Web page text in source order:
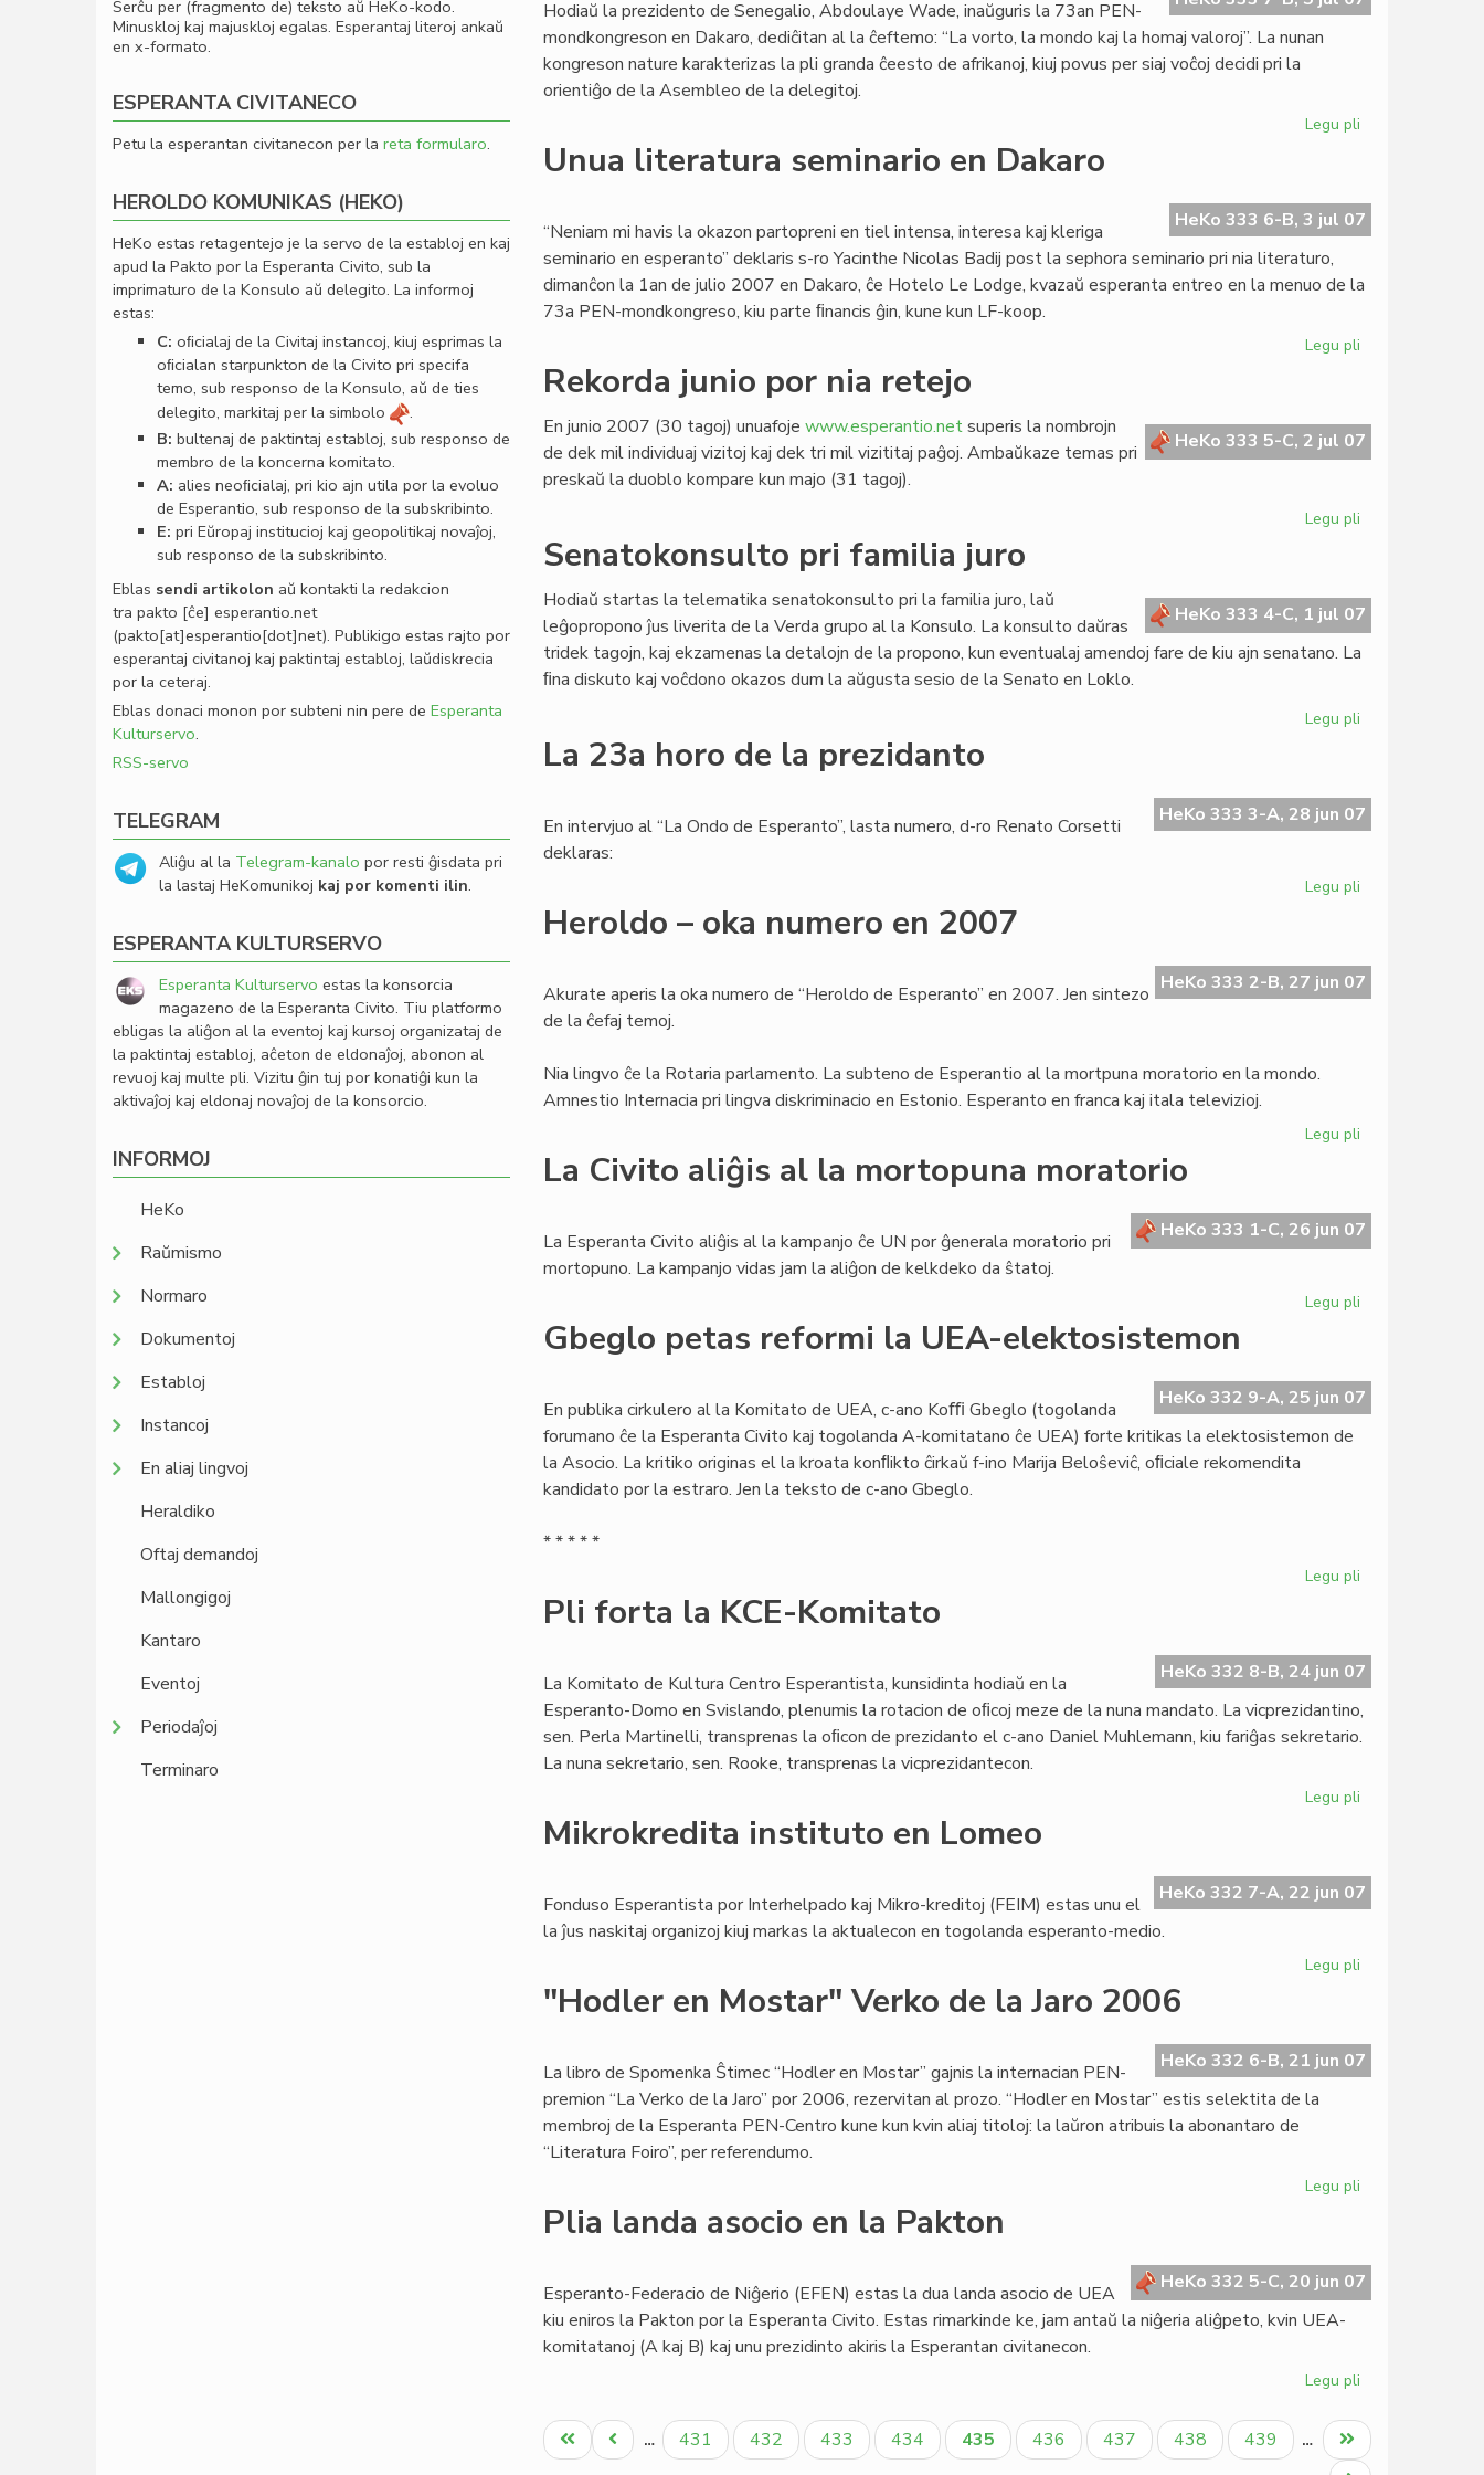
Hodiaŭ la prezidento de Senegalio, Abdoulaye Wade, inaŭguris la 73an PEN-
mondkongreson en Dakaro, dediĉitan al la ĉeftemo: “La vorto, la mondo kaj la homaj valoroj”. La nunan
kongreson nature karakterizas la pli granda ĉeesto de afrikanoj, kiuj povus per siaj voĉoj decidi pri la
orientiĝo de la Asembleo de la delegitoj.
Legu pli
mondkongreso
Unua literatura seminario en Dakaro
HeKo 333 6-B, 3 jul 07
“Neniam mi havis la okazon partopreni en tiel intensa, interesa kaj kleriga
seminario en esperanto” deklaris s-ro Yacinthe Nicolas Badij post la sephora seminario pri nia literaturo,
dimanĉon la 1an de julio 2007 en Dakaro, ĉe Hotelo Le Lodge, kvazaŭ esperanta entreo en la menuo de la
73a PEN-mondkongreso, kiu parte ﬁnancis ĝin, kune kun LF-koop.
Legu pli
en
Dakaro
Rekorda junio por nia retejo
HeKo 333 5-C, 2 jul 07
En junio 2007 (30 tagoj) unuafoje www.esperantio.netsuperis la nombrojn
de dek mil individuaj vizitoj kaj dek tri mil vizititaj paĝoj. Ambaŭkaze temas pri
preskaŭ la duoblo kompare kun majo (31 tagoj).
Legu pli
nia
retejo
Senatokonsulto pri familia juro
HeKo 333 4-C, 1 jul 07
Hodiaŭ startas la telematika senatokonsulto pri la familia juro, laŭ
leĝopropono ĵus liverita de la Verda grupo al la Konsulo. La konsulto daŭras
tridek tagojn, kaj ekzamenas la detalojn de la propono, kun eventualaj amendoj fare de kiu ajn senatano. La
ﬁna diskuto kaj voĉdono okazos dum la aŭgusta sesio de la Senato en Loklo.
Legu pli
juro
La 23a horo de la prezidanto
HeKo 333 3-A, 28 jun 07
En intervjuo al “La Ondo de Esperanto”, lasta numero, d-ro Renato Corsetti
deklaras:
Legu pli
de
la
Heroldo – oka numero en 2007
HeKo 333 2-B, 27 jun 07
Akurate aperis la oka numero de “Heroldo de Esperanto” en 2007. Jen sintezo
de la ĉefaj temoj.
Nia lingvo ĉe la Rotaria parlamento. La subteno de Esperantio al la mortpuna moratorio en la mondo.
Amnestio Internacia pri lingva diskriminacio en Estonio. Esperanto en franca kaj itala televizioj.
Legu pli
numero
en
La Civito aliĝis al la mortopuna moratorio
HeKo 333 1-C, 26 jun 07
La Esperanta Civito aliĝis al la kampanjo ĉe UN por ĝenerala moratorio pri
mortopuno. La kampanjo vidas jam la aliĝon de kelkdeko da ŝtatoj.
Legu pli
al
la
Gbeglo petas reformi la UEA-elektosistemon
HeKo 332 9-A, 25 jun 07
En publika cirkulero al la Komitato de UEA, c-ano Koﬃ Gbeglo (togolanda
forumano ĉe la Esperanta Civito kaj togolanda A-komitatano ĉe UEA) forte kritikas la elektosistemon de
la Asocio. La kritiko originas el la kroata konﬂikto ĉirkaŭ f-ino Marija Beloŝeviĉ, oﬁciale rekomendita
kandidato por la estraro. Jen la teksto de c-ano Gbeglo.
* * * * *
Legu pli
la
UEA-
elektosistemon
Pli forta la KCE-Komitato
HeKo 332 8-B, 24 jun 07
La Komitato de Kultura Centro Esperantista, kunsidinta hodiaŭ en la
Esperanto-Domo en Svislando, plenumis la rotacion de oﬁcoj meze de la nuna mandato. La vicprezidantino,
sen. Perla Martinelli, transprenas la oﬁcon de prezidanto el c-ano Daniel Muhlemann, kiu fariĝas sekretario.
La nuna sekretario, sen. Rooke, transprenas la vicprezidantecon.
Legu pli
KCE-
Komitato
Mikrokredita instituto en Lomeo
HeKo 332 7-A, 22 jun 07
Fonduso Esperantista por Interhelpado kaj Mikro-kreditoj (FEIM) estas unu el
la ĵus naskitaj organizoj kiuj markas la aktualecon en togolanda esperanto-medio.
Legu pli
Lomeo
"Hodler en Mostar" Verko de la Jaro 2006
HeKo 332 6-B, 21 jun 07
La libro de Spomenka Ŝtimec “Hodler en Mostar” gajnis la internacian PEN-
premion “La Verko de la Jaro” por 2006, rezervitan al prozo. “Hodler en Mostar” estis selektita de la
membroj de la Esperanta PEN-Centro kune kun kvin aliaj titoloj: la laŭron atribuis la abonantaro de
“Literatura Foiro”, per referendumo.
Legu pli
Verko
de
Plia landa asocio en la Pakton
HeKo 332 5-C, 20 jun 07
Esperanto-Federacio de Niĝerio (EFEN) estas la dua landa asocio de UEA
kiu eniros la Pakton por la Esperanta Civito. Estas rimarkinde ke, jam antaŭ la niĝeria aliĝpeto, kvin UEA-
komitatanoj (A kaj B) kaj unu prezidinto akiris la Esperantan civitanecon.
Legu pli
landa
asocio
Pagination
Unua
paĝo
Antaŭa
paĝo
… Paĝo
431 Paĝo
432 Paĝo
433 Paĝo
434
Aktuala
paĝo
435 Paĝo
436 Paĝo
437 Paĝo
438 Paĝo
439 …
Last
page
Serĉu per (fragmento de) teksto aŭ HeKo-kodo.
Minuskloj kaj majuskloj egalas. Esperantaj literoj ankaŭ
en x-formato.
ESPERANTA CIVITANECO
Petu la esperantan civitanecon per la reta formularo.
HEROLDO KOMUNIKAS (HEKO)
HeKo estas retagentejo je la servo de la establoj en kaj
apud la Pakto por la Esperanta Civito, sub la
imprimaturo de la Konsulo aŭ delegito. La informoj
estas:
C: oﬁcialaj de la Civitaj instancoj, kiuj esprimas la
oﬁcialan starpunkton de la Civito pri specifa
temo, sub responso de la Konsulo, aŭ de ties
delegito, markitaj per la simbolo
.
B: bultenaj de paktintaj establoj, sub responso de
membro de la koncerna komitato.
A: alies neoﬁcialaj, pri kio ajn utila por la evoluo
de Esperantio, sub responso de la subskribinto.
E: pri Eŭropaj institucioj kaj geopolitikaj novaĵoj,
sub responso de la subskribinto.
Eblas sendi artikolon aŭ kontakti la redakcion
tra pakto [ĉe] esperantio.net
(pakto[at]esperantio[dot]net). Publikigo estas rajto por
esperantaj civitanoj kaj paktintaj establoj, laŭdiskrecia
por la ceteraj.
Eblas donaci monon por subteni nin pere de Esperanta
Kulturservo.
RSS-servo
TELEGRAM
Aliĝu al la Telegram-kanalo por resti ĝisdata pri
la lastaj HeKomunikoj kaj por komenti ilin.
ESPERANTA KULTURSERVO
Esperanta Kulturservo estas la konsorcia
magazeno de la Esperanta Civito. Tiu platformo
ebligas la aliĝon al la eventoj kaj kursoj organizataj de
la paktintaj establoj, aĉeton de eldonaĵoj, abonon al
revuoj kaj multe pli. Vizitu ĝin tuj por konatiĝi kun la
aktivaĵoj kaj eldonaj novaĵoj de la konsorcio.
INFORMOJ
HeKo
Raŭmismo
Normaro
Dokumentoj
Establoj
Instancoj
En aliaj lingvoj
Heraldiko
Oftaj demandoj
Mallongigoj
Kantaro
Eventoj
Periodaĵoj
Terminaro